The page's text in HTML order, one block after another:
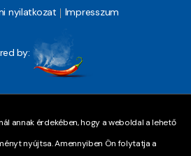
nyilatkozat Impresszum
by:
annak érdekében, hogy a weboldal a lehető
nyújtsa. Amennyiben Ön folytatja a